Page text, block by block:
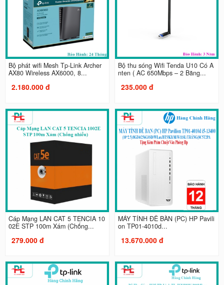
Bộ phát wifi Mesh Tp-Link Archer
AX80 Wireless AX6000, 8...
2.180.000 đ
Bộ thu sóng Wifi Tenda U10 Có A
nten ( AC 650Mbps – 2 Băng...
235.000 đ
Cáp Mạng LAN CAT 5 TENCIA 10
02E STP 100m Xám (Chống...
279.000 đ
MÁY TÍNH ĐỂ BÀN (PC) HP Pavili
on TP01-4010d...
13.670.000 đ